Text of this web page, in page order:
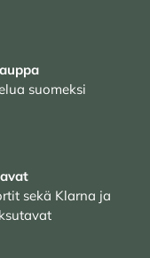
suomeksi
sekä Klarna ja